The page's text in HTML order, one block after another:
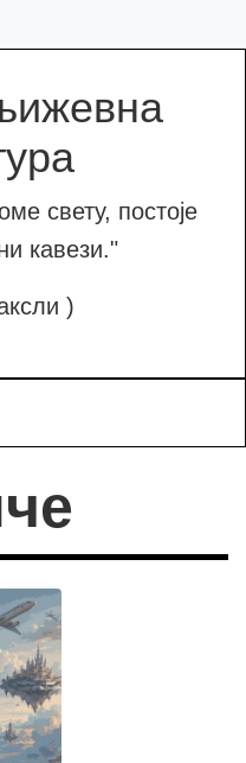
свету, постоје
кавези."
)